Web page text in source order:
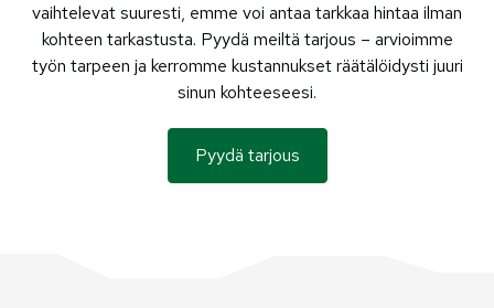
vaihtelevat suuresti, emme voi antaa tarkkaa hintaa ilman
kohteen tarkastusta. Pyydä meiltä tarjous – arvioimme
työn tarpeen ja kerromme kustannukset räätälöidysti juuri
sinun kohteeseesi.
Pyydä tarjous